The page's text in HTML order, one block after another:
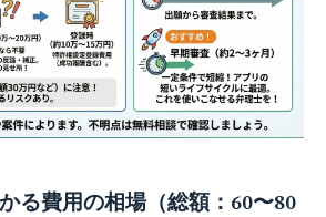
る費用の相場（総額：60〜80